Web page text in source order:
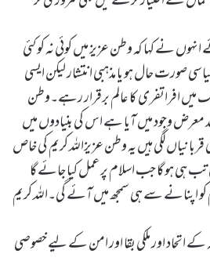
نے کہا کہ وطن عزیز میں کوئی نہ کوکئی
صورت حال ہو یا مذہبی انتشار لیکن ایسی
افراتفری کا عالم برقرار رہے۔وطن
وجود میں آیا ہے اس کی بنیادوں میں
لگی ہیں یہ وطن عزیزاللہ کریم کی خاص
ہی ہو گا جب اسلام پر عمل کیا جائے گا
اپنانے سے ہی سمجھ میں آئے گی۔اللہ کریم
اتحاد اور ملکی بقا اور امن کے لیے خصوصی